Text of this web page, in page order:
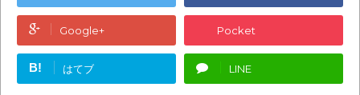
Google+ Pocket
B! はてブ LINE